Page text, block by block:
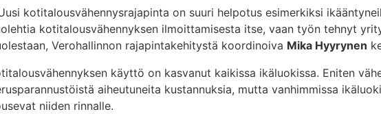
kotitalousvähennysrajapinta on suuri helpotus esimerkiksi
kotitalousvähennyksen ilmoittamisesta itse, vaan työn tehnyt
Verohallinnon rajapintakehitystä koordinoiva Mika Hyyrynen
käyttö on kasvanut kaikissa ikäluokissa. Eniten
aiheutuneita kustannuksia, mutta vanhimmissa
niiden rinnalle.